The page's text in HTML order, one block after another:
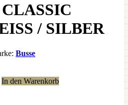
/ SILBER
Busse
In den Warenkorb